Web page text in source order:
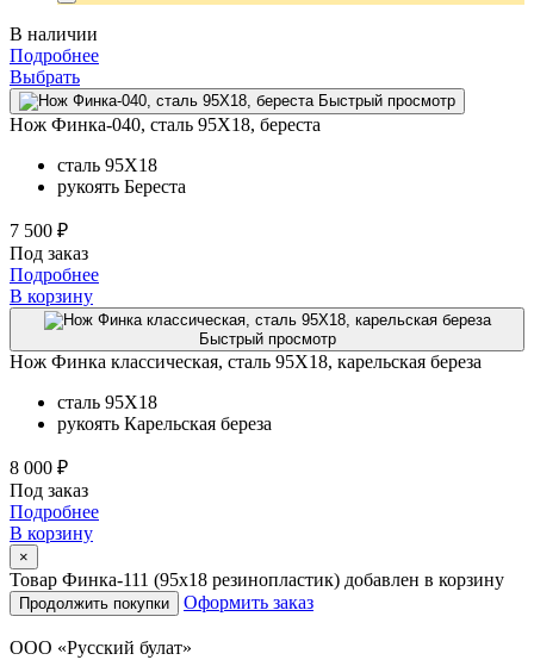
В наличии
Подробнее
Выбрать
Быстрый просмотр
Нож Финка-040, сталь 95Х18, береста
сталь 95Х18
рукоять Береста
7 500 ₽
Под заказ
Подробнее
В корзину
Быстрый просмотр
Нож Финка классическая, сталь 95Х18, карельская береза
сталь 95Х18
рукоять Карельская береза
8 000 ₽
Под заказ
Подробнее
В корзину
×
Товар Финка-111 (95х18 резинопластик) добавлен в корзину
Продолжить покупки Оформить заказ
ООО «Русский булат»